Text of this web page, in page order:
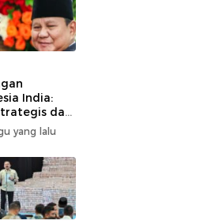
India:
dan
Baru
yang lalu